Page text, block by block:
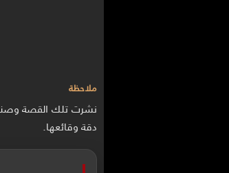
ملاحظة
نشرت تلك القصة
دقة وقائعها.